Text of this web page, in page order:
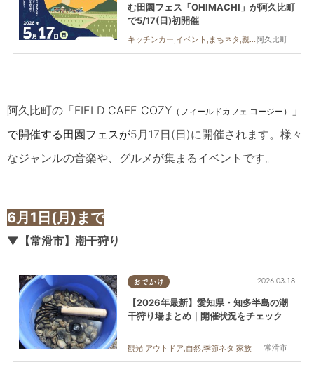
阿久比町
む田園フェス「OHIMACHI」が阿久比町
で5/17(日)初開催
キッチンカー,イベント,まちネタ,親子,友人
阿久比町の「FIELD CAFE COZY （フィールドカフェ コージー）
」
で開催する田園フェスが5月17日(日)に開催されます。様々
なジャンルの音楽や、グルメが集まるイベントです。
6月1日(月)まで
▼【常滑市】潮干狩り
おでかけ
常滑市
2026.03.18
【2026年最新】愛知県・知多半島の潮
干狩り場まとめ｜開催状況をチェック
観光,アウトドア,自然,季節ネタ,家族